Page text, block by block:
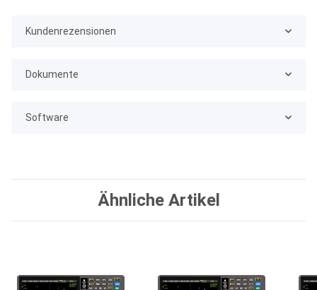
Kundenrezensionen
Dokumente
Software
Ähnliche Artikel